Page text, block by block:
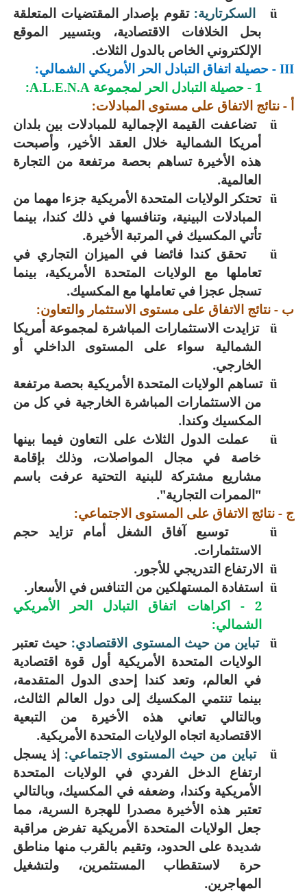
ü السكرتارية: تقوم بإصدار المقتضيات المتعلقة
بحل الخلافات الاقتصادية، وبتسيير الموقع
الإلكتروني الخاص بالدول الثلاث.
III- حصيلة اتفاق التبادل الحر الأمريكي الشمالي:
1 - حصيلة التبادل الحر لمجموعة
A.L.E.N.A
:
أ - نتائج الاتفاق على مستوى المبادلات:
ü
تضاعفت القيمة الإجمالية للمبادلات بين بلدان
أمريكا الشمالية خلال العقد الأخير، وأصبحت
هذه الأخيرة تساهم بحصة مرتفعة من التجارة
العالمية.
ü
تحتكر الولايات المتحدة الأمريكية جزءا مهما من
المبادلات البينية، وتنافسها في ذلك كندا، بينما
تأتي المكسيك في المرتبة الأخيرة.
ü
تحقق كندا فائضا في الميزان التجاري في
تعاملها مع الولايات المتحدة الأمريكية، بينما
تسجل عجزا في تعاملها مع المكسيك.
ب - نتائج الاتفاق على مستوى الاستثمار والتعاون:
ü
تزايدت الاستثمارات المباشرة لمجموعة أمريكا
الشمالية سواء على المستوى الداخلي أو
الخارجي.
ü تساهم الولايات المتحدة الأمريكية بحصة مرتفعة
من الاستثمارات المباشرة الخارجية في كل من
المكسيك وكندا.
ü
عملت الدول الثلاث على التعاون فيما بينها
خاصة في مجال المواصلات، وذلك بإقامة
مشاريع مشتركة للبنية التحتية عرفت باسم
"الممرات التجارية".
ج - نتائج الاتفاق على المستوى الاجتماعي:
ü
توسيع آفاق الشغل أمام تزايد حجم
الاستثمارات.
ü الارتفاع التدريجي للأجور.
ü استفادة المستهلكين من التنافس في الأسعار.
2 - اكراهات اتفاق التبادل الحر الأمريكي
الشمالي:
ü تباين من حيث المستوى الاقتصادي: حيث تعتبر
الولايات المتحدة الأمريكية أول قوة اقتصادية
في العالم، وتعد كندا إحدى الدول المتقدمة،
بينما تنتمي المكسيك إلى دول العالم الثالث،
وبالتالي تعاني هذه الأخيرة من التبعية
الاقتصادية اتجاه الولايات المتحدة الأمريكية.
ü تباين من حيث المستوى الاجتماعي: إذ يسجل
ارتفاع الدخل الفردي في الولايات المتحدة
الأمريكية وكندا، وضعفه في المكسيك، وبالتالي
تعتبر هذه الأخيرة مصدرا للهجرة السرية، مما
جعل الولايات المتحدة الأمريكية تفرض مراقبة
شديدة على الحدود، وتقيم بالقرب منها مناطق
حرة لاستقطاب المستثمرين، ولتشغيل
المهاجرين.